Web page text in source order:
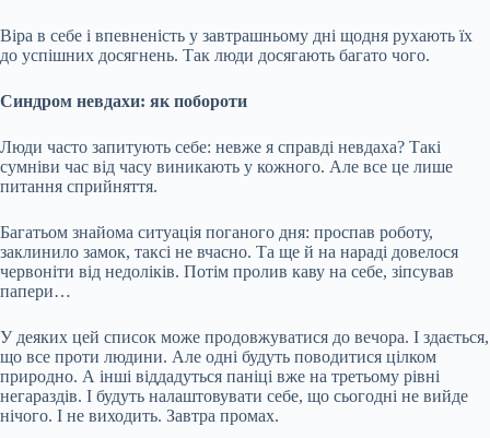
Віра в себе і впевненість у завтрашньому дні щодня рухають їх
до успішних досягнень. Так люди досягають багато чого.
Синдром невдахи: як побороти
Люди часто запитують себе: невже я справді невдаха? Такі
сумніви час від часу виникають у кожного. Але все це лише
питання сприйняття.
Багатьом знайома ситуація поганого дня: проспав роботу,
заклинило замок, таксі не вчасно. Та ще й на нараді довелося
червоніти від недоліків. Потім пролив каву на себе, зіпсував
папери…
У деяких цей список може продовжуватися до вечора. І здається,
що все проти людини. Але одні будуть поводитися цілком
природно. А інші віддадуться паніці вже на третьому рівні
негараздів. І будуть налаштовувати себе, що сьогодні не вийде
нічого. І не виходить. Завтра промах.